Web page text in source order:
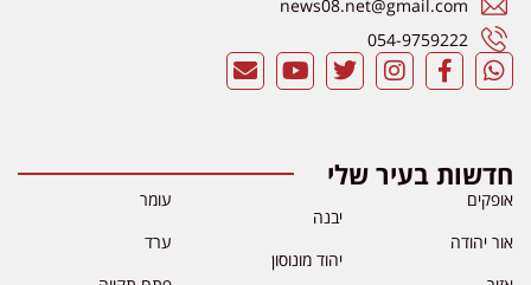
news08.net@gmail.com
054-9759222
חדשות בעיר שלי
אופקים
אור יהודה
יבנה
יהוד מונוסון
עומר
ערד